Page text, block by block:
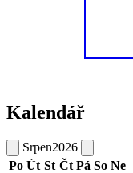
Kalendář
Srpen2026
Po Út St Čt Pá So Ne